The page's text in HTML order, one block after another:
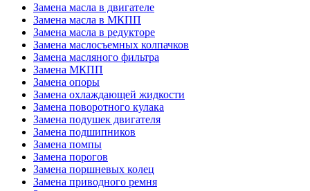
Замена масла в двигателе
Замена масла в МКПП
Замена масла в редукторе
Замена маслосъемных колпачков
Замена масляного фильтра
Замена МКПП
Замена опоры
Замена охлаждающей жидкости
Замена поворотного кулака
Замена подушек двигателя
Замена подшипников
Замена помпы
Замена порогов
Замена поршневых колец
Замена приводного ремня